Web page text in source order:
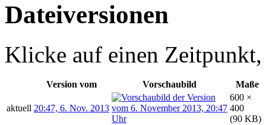
Dateiversionen
Klicke auf einen Zeitpunkt,
Version vom Vorschaubild Maße
aktuell 20:47, 6. Nov. 2013
600 ×
400
(90 KB)